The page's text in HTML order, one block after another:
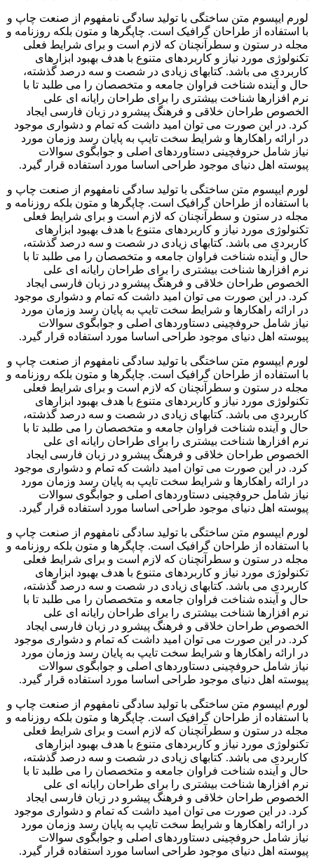
لورم ایپسوم متن ساختگی با تولید سادگی نامفهوم از صنعت چاپ و
با استفاده از طراحان گرافیک است. چاپگرها و متون بلکه روزنامه و
مجله در ستون و سطرآنچنان که لازم است و برای شرایط فعلی
تکنولوژی مورد نیاز و کاربردهای متنوع با هدف بهبود ابزارهای
کاربردی می باشد. کتابهای زیادی در شصت و سه درصد گذشته،
حال و آینده شناخت فراوان جامعه و متخصصان را می طلبد تا با
نرم افزارها شناخت بیشتری را برای طراحان رایانه ای علی
الخصوص طراحان خلاقی و فرهنگ پیشرو در زبان فارسی ایجاد
کرد. در این صورت می توان امید داشت که تمام و دشواری موجود
در ارائه راهکارها و شرایط سخت تایپ به پایان رسد وزمان مورد
نیاز شامل حروفچینی دستاوردهای اصلی و جوابگوی سوالات
پیوسته اهل دنیای موجود طراحی اساسا مورد استفاده قرار گیرد.
لورم ایپسوم متن ساختگی با تولید سادگی نامفهوم از صنعت چاپ و
با استفاده از طراحان گرافیک است. چاپگرها و متون بلکه روزنامه و
مجله در ستون و سطرآنچنان که لازم است و برای شرایط فعلی
تکنولوژی مورد نیاز و کاربردهای متنوع با هدف بهبود ابزارهای
کاربردی می باشد. کتابهای زیادی در شصت و سه درصد گذشته،
حال و آینده شناخت فراوان جامعه و متخصصان را می طلبد تا با
نرم افزارها شناخت بیشتری را برای طراحان رایانه ای علی
الخصوص طراحان خلاقی و فرهنگ پیشرو در زبان فارسی ایجاد
کرد. در این صورت می توان امید داشت که تمام و دشواری موجود
در ارائه راهکارها و شرایط سخت تایپ به پایان رسد وزمان مورد
نیاز شامل حروفچینی دستاوردهای اصلی و جوابگوی سوالات
پیوسته اهل دنیای موجود طراحی اساسا مورد استفاده قرار گیرد.
لورم ایپسوم متن ساختگی با تولید سادگی نامفهوم از صنعت چاپ و
با استفاده از طراحان گرافیک است. چاپگرها و متون بلکه روزنامه و
مجله در ستون و سطرآنچنان که لازم است و برای شرایط فعلی
تکنولوژی مورد نیاز و کاربردهای متنوع با هدف بهبود ابزارهای
کاربردی می باشد. کتابهای زیادی در شصت و سه درصد گذشته،
حال و آینده شناخت فراوان جامعه و متخصصان را می طلبد تا با
نرم افزارها شناخت بیشتری را برای طراحان رایانه ای علی
الخصوص طراحان خلاقی و فرهنگ پیشرو در زبان فارسی ایجاد
کرد. در این صورت می توان امید داشت که تمام و دشواری موجود
در ارائه راهکارها و شرایط سخت تایپ به پایان رسد وزمان مورد
نیاز شامل حروفچینی دستاوردهای اصلی و جوابگوی سوالات
پیوسته اهل دنیای موجود طراحی اساسا مورد استفاده قرار گیرد.
لورم ایپسوم متن ساختگی با تولید سادگی نامفهوم از صنعت چاپ و
با استفاده از طراحان گرافیک است. چاپگرها و متون بلکه روزنامه و
مجله در ستون و سطرآنچنان که لازم است و برای شرایط فعلی
تکنولوژی مورد نیاز و کاربردهای متنوع با هدف بهبود ابزارهای
کاربردی می باشد. کتابهای زیادی در شصت و سه درصد گذشته،
حال و آینده شناخت فراوان جامعه و متخصصان را می طلبد تا با
نرم افزارها شناخت بیشتری را برای طراحان رایانه ای علی
الخصوص طراحان خلاقی و فرهنگ پیشرو در زبان فارسی ایجاد
کرد. در این صورت می توان امید داشت که تمام و دشواری موجود
در ارائه راهکارها و شرایط سخت تایپ به پایان رسد وزمان مورد
نیاز شامل حروفچینی دستاوردهای اصلی و جوابگوی سوالات
پیوسته اهل دنیای موجود طراحی اساسا مورد استفاده قرار گیرد.
لورم ایپسوم متن ساختگی با تولید سادگی نامفهوم از صنعت چاپ و
با استفاده از طراحان گرافیک است. چاپگرها و متون بلکه روزنامه و
مجله در ستون و سطرآنچنان که لازم است و برای شرایط فعلی
تکنولوژی مورد نیاز و کاربردهای متنوع با هدف بهبود ابزارهای
کاربردی می باشد. کتابهای زیادی در شصت و سه درصد گذشته،
حال و آینده شناخت فراوان جامعه و متخصصان را می طلبد تا با
نرم افزارها شناخت بیشتری را برای طراحان رایانه ای علی
الخصوص طراحان خلاقی و فرهنگ پیشرو در زبان فارسی ایجاد
کرد. در این صورت می توان امید داشت که تمام و دشواری موجود
در ارائه راهکارها و شرایط سخت تایپ به پایان رسد وزمان مورد
نیاز شامل حروفچینی دستاوردهای اصلی و جوابگوی سوالات
پیوسته اهل دنیای موجود طراحی اساسا مورد استفاده قرار گیرد.